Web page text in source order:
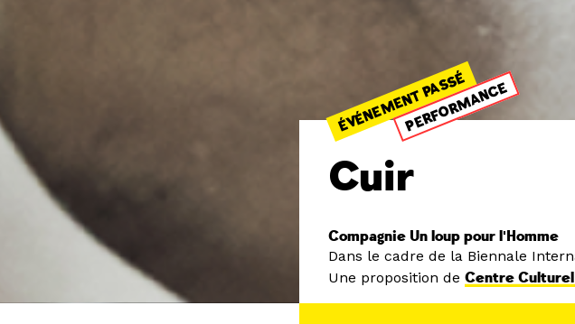
ÉVÉNEMENT PASSÉ
PERFORMANCE
Cuir
Compagnie Un loup pour l'Homme
Dans le cadre de la Biennale
Une proposition deCentre